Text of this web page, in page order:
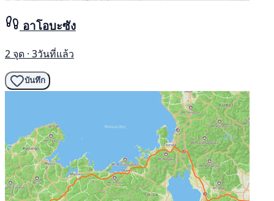
อาโอบะซัง
2 จุด · 3วันที่แล้ว
บันทึก